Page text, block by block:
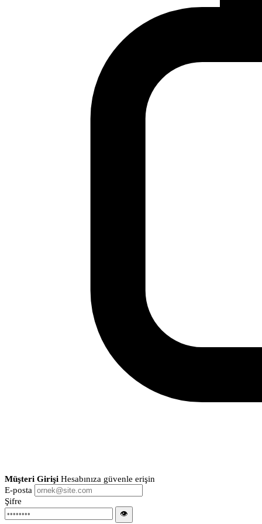
Müşteri Girişi Hesabınıza güvenle erişin
E-posta
Şifre
👁